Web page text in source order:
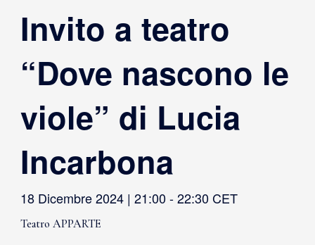
Invito a teatro
“Dove nascono le
viole” di Lucia
Incarbona
18 Dicembre 2024 | 21:00-22:30CET
Teatro APPARTE